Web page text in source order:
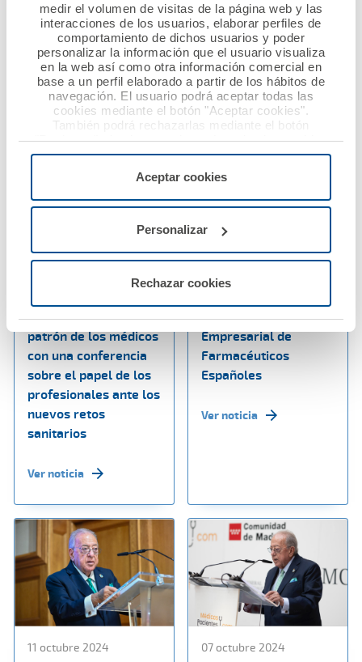
medir el volumen de visitas de la página web y las
interacciones de los usuarios, elaborar perfiles de
comportamiento de dichos usuarios y poder
personalizar la información que el usuario visualiza
en la web así como otra información comercial en
base a un perfil elaborado a partir de los hábitos de
navegación. El usuario podrá aceptar todas las
cookies mediante el botón "Aceptar cookies".
También podrá rechazarlas mediante el botón
"Rechazar", donde se rechazarán todas las cookies
menos las necesarias para permitir el acceso a los
configurarlas usando el botón “Personalizar".
Aceptar cookies
Personalizar
Rechazar cookies
Sanitario
Ver noticia
Ver noticia
Ana Pastor
celebración del
patrón de los médicos
con una conferencia
sobre el papel de los
profesionales ante los
nuevos retos
sanitarios
Ver noticia
15 octubre 2024
Ana Pastor inaugura
la Jornada FEFE One
Federación
Empresarial de
Farmacéuticos
Españoles
Ver noticia
11 octubre 2024 07 octubre 2024